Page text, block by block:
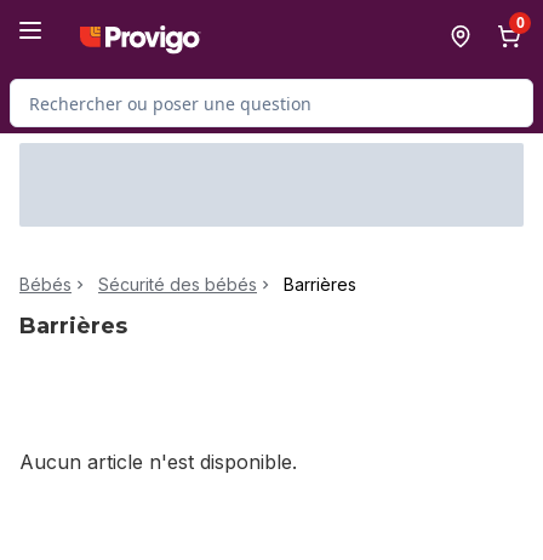
0
Rechercher des produits
Bébés Sécurité des bébés Barrières
Barrières
Aucun article n'est disponible.